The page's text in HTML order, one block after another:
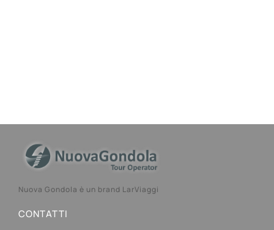
Nuova Gondola è un brand LarViaggi
CONTATTI